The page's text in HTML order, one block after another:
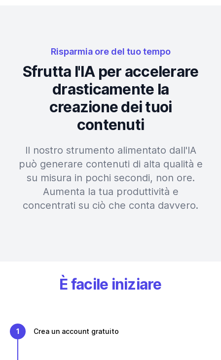
Risparmia ore del tuo tempo
Sfrutta l'IA per accelerare
drasticamente la
creazione dei tuoi
contenuti
Il nostro strumento alimentato dall'IA
può generare contenuti di alta qualità e
su misura in pochi secondi, non ore.
Aumenta la tua produttività e
concentrati su ciò che conta davvero.
È facile iniziare
1 Crea un account gratuito